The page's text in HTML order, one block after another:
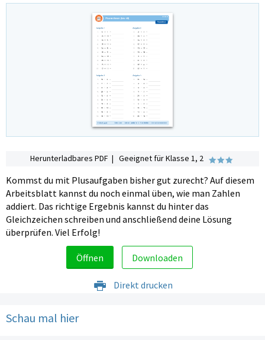
Herunterladbares PDF | Geeignet für Klasse 1, 2
Kommst du mit Plusaufgaben bisher gut zurecht? Auf diesem
Arbeitsblatt kannst du noch einmal üben, wie man Zahlen
addiert. Das richtige Ergebnis kannst du hinter das
Gleichzeichen schreiben und anschließend deine Lösung
überprüfen. Viel Erfolg!
Öffnen Downloaden
Direkt drucken
Schau mal hier